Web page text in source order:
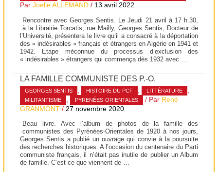
ParJoelle ALLEMAND / 13 avril 2022
Rencontre avec Georges Sentis. Le Jeudi 21 avril à 17 h.30,
à la Librairie Torcatis, rue Mailly, Georges Sentis, Docteur de
l’Université, présentera le livre qu’il a consacré à la déportation
des « indésirables » français et étrangers en Algérie en 1941 et
1942. Etape méconnue du processus d’exclusion des
« indésirables » étrangers qui commença dès 1932 avec …
LA FAMILLE COMMUNISTE DES P.-O.
GEORGES SENTIS HISTOIRE DU PCF LITTÉRATURE
MILITANTISME PYRENÉES-ORIENTALES / Par René
GRANMONT / 27 novembre 2020
Beau livre. Avec l’album de photos de la famille des
communistes des Pyrénées-Orientales de 1920 à nos jours,
Georges Sentis a publié un ouvrage qui convie à la poursuite
des recherches historiques. A l’occasion du centenaire du Parti
communiste français, il n’était pas inutile de publier un Album
de famille. C’est ce que viennent de …